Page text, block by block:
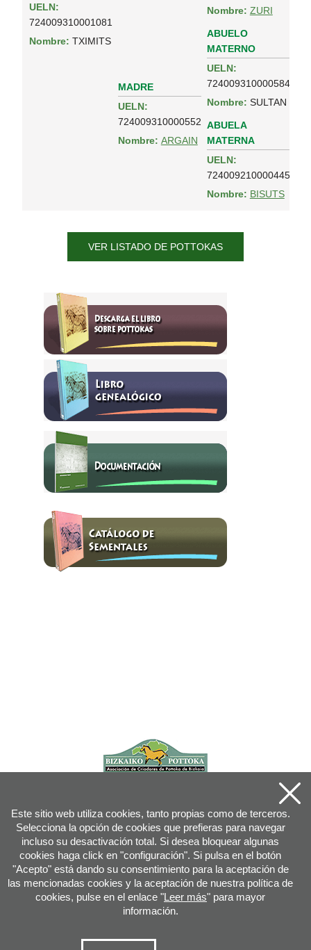
UELN:
724009310001081
Nombre: TXIMITS
Nombre: ZURI
MADRE
UELN:
724009310000552
Nombre: ARGAIN
ABUELO
MATERNO
UELN:
724009310000584
Nombre: SULTAN
ABUELA
MATERNA
UELN:
724009210000445
Nombre: BISUTS
VER LISTADO DE POTTOKAS
info@pottoka.info
Este sitio web utiliza cookies, tanto propias como de terceros.
Selecciona la opción de cookies que prefieras para navegar
incluso su desactivación total. Si desea bloquear algunas
cookies haga click en "configuración". Si pulsa en el botón
"Acepto" está dando su consentimiento para la aceptación de
las mencionadas cookies y la aceptación de nuestra política de
cookies, pulse en el enlace "Leer más" para mayor
información.